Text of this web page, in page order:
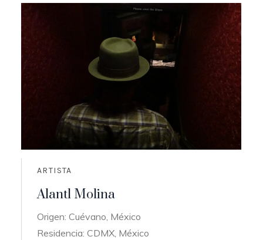
ARTISTA
Alantl Molina
Origen: Cuévano, México
Residencia: CDMX, México